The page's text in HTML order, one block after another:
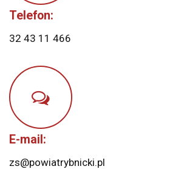
Telefon:
32 43 11 466
E-mail:
zs@powiatrybnicki.pl